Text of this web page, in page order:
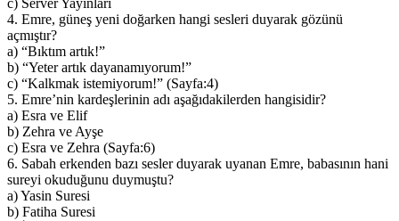
4. Emre, güneş yeni doğarken hangi sesleri duyarak gözünü
açmıştır?
a) “Bıktım artık!”
b) “Yeter artık dayanamıyorum!”
c) “Kalkmak istemiyorum!” (Sayfa:4)
5. Emre’nin kardeşlerinin adı aşağıdakilerden hangisidir?
a) Esra ve Elif
b) Zehra ve Ayşe
c) Esra ve Zehra (Sayfa:6)
6. Sabah erkenden bazı sesler duyarak uyanan Emre, babasının hani
sureyi okuduğunu duymuştu?
a) Yasin Suresi
b) Fatiha Suresi